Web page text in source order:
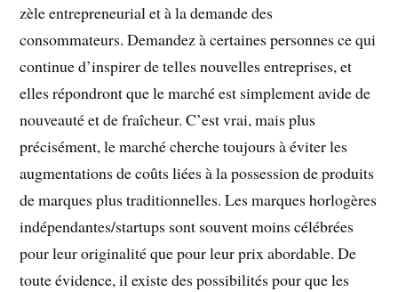
zèle entrepreneurial et à la demande des
consommateurs. Demandez à certaines personnes ce qui
continue d’inspirer de telles nouvelles entreprises, et
elles répondront que le marché est simplement avide de
nouveauté et de fraîcheur. C’est vrai, mais plus
précisément, le marché cherche toujours à éviter les
augmentations de coûts liées à la possession de produits
de marques plus traditionnelles. Les marques horlogères
indépendantes/startups sont souvent moins célébrées
pour leur originalité que pour leur prix abordable. De
toute évidence, il existe des possibilités pour que les